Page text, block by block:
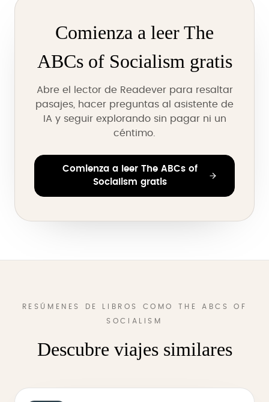
Comienza a leer The
ABCs of Socialism gratis
Abre el lector de Readever para resaltar
pasajes, hacer preguntas al asistente de
IA y seguir explorando sin pagar ni un
céntimo.
Comienza a leer The ABCs of
Socialism gratis
RESÚMENES DE LIBROS COMO THE ABCS OF
SOCIALISM
Descubre viajes similares